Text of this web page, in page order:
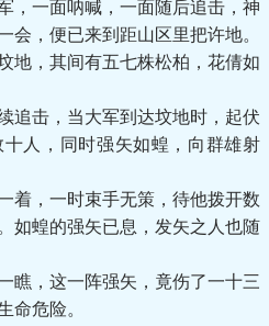
一面呐喊，一面随后追击，神
会，便已来到距山区里把许地。
，其间有五七株松柏，花倩如
击，当大军到达坟地时，起伏
人，同时强矢如蝗，向群雄射
，一时束手无策，待他拨开数
如蝗的强矢已息，发矢之人也随
，这一阵强矢，竟伤了一十三
命危险。